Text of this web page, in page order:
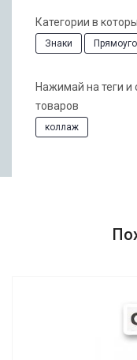
Категории в
Знаки
Нажимай на теги и
товаров
коллаж